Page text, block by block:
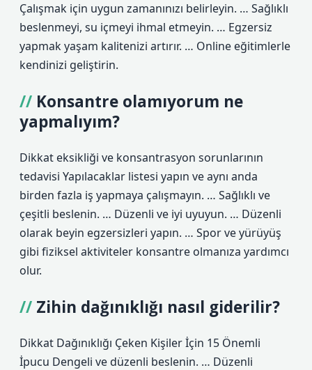
Çalışmak için uygun zamanınızı belirleyin. … Sağlıklı
beslenmeyi, su içmeyi ihmal etmeyin. … Egzersiz
yapmak yaşam kalitenizi artırır. … Online eğitimlerle
kendinizi geliştirin.
Konsantre olamıyorum ne
yapmalıyım?
Dikkat eksikliği ve konsantrasyon sorunlarının
tedavisi Yapılacaklar listesi yapın ve aynı anda
birden fazla iş yapmaya çalışmayın. … Sağlıklı ve
çeşitli beslenin. … Düzenli ve iyi uyuyun. … Düzenli
olarak beyin egzersizleri yapın. … Spor ve yürüyüş
gibi fiziksel aktiviteler konsantre olmanıza yardımcı
olur.
Zihin dağınıklığı nasıl giderilir?
Dikkat Dağınıklığı Çeken Kişiler İçin 15 Önemli
İpucu Dengeli ve düzenli beslenin. … Düzenli